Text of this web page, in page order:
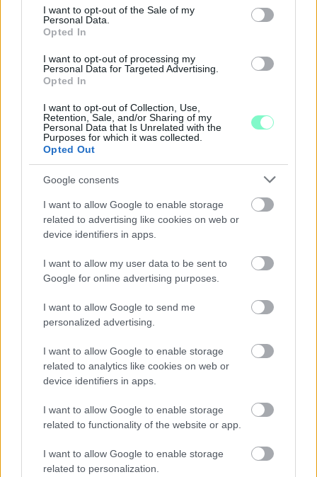
consent section.
I want to opt-out of the Sale of my
Personal Data.
Opted In
I want to opt-out of processing my
Personal Data for Targeted Advertising.
Opted In
I want to opt-out of Collection, Use,
Retention, Sale, and/or Sharing of my
Personal Data that Is Unrelated with the
Purposes for which it was collected.
Opted Out
Google consents
I want to allow Google to enable storage
related to advertising like cookies on web or
device identifiers in apps.
I want to allow my user data to be sent to
Google for online advertising purposes.
I want to allow Google to send me
personalized advertising.
I want to allow Google to enable storage
related to analytics like cookies on web or
device identifiers in apps.
I want to allow Google to enable storage
related to functionality of the website or app.
I want to allow Google to enable storage
related to personalization.
Hétfőn hajnali négy órától ismét minden közlekedő használhatja
az átkelőt, az autóbuszok is visszatérnek eredeti útvonalukra.
KICSERÉLTÉK A GYŐRI KÓRHÁZBAN
MEGHIBÁSODOTT TRANSZFORMÁTORT
Megkezdték az elhalasztott egészségügyi ellátásokat.